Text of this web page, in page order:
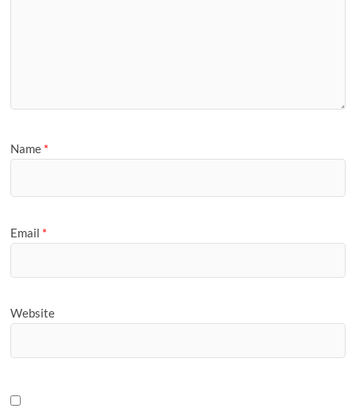
Name *
Email *
Website